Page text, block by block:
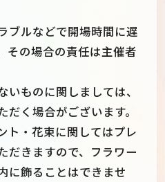
ブルなどで開場時間に遅
その場合の責任は主催者
ものに関しましては、
く場合がございます。
ト・花束に関してはプレ
だきますので、フラワー
に飾ることはできませ